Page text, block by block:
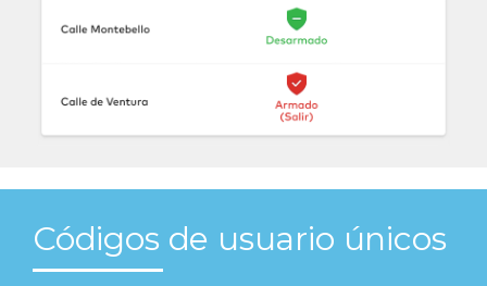
Códigos de usuario únicos